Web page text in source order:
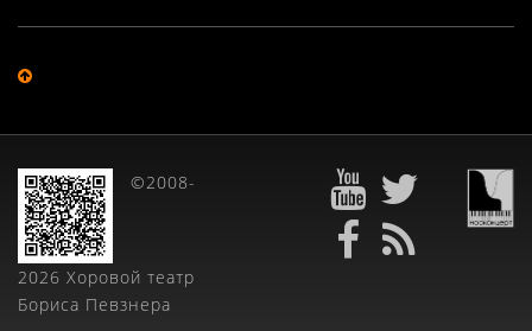
©2008-
2026 Хоровой театр
Бориса Певзнера